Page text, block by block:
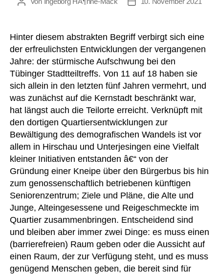
Beitragsautor Beitragsdatum
Hinter diesem abstrakten Begriff verbirgt sich eine
der erfreulichsten Entwicklungen der vergangenen
Jahre: der stürmische Aufschwung bei den
Tübinger Stadtteiltreffs. Von 11 auf 18 haben sie
sich allein in den letzten fünf Jahren vermehrt, und
was zunächst auf die Kernstadt beschränkt war,
hat längst auch die Teilorte erreicht. Verknüpft mit
den dortigen Quartiersentwicklungen zur
Bewältigung des demografischen Wandels ist vor
allem in Hirschau und Unterjesingen eine Vielfalt
kleiner Initiativen entstanden â€“ von der
Gründung einer Kneipe über den Bürgerbus bis hin
zum genossenschaftlich betriebenen künftigen
Seniorenzentrum; Ziele und Pläne, die Alte und
Junge, Alteingesessene und Reigeschmeckte im
Quartier zusammenbringen. Entscheidend sind
und bleiben aber immer zwei Dinge: es muss einen
(barrierefreien) Raum geben oder die Aussicht auf
einen Raum, der zur Verfügung steht, und es muss
genügend Menschen geben, die bereit sind für